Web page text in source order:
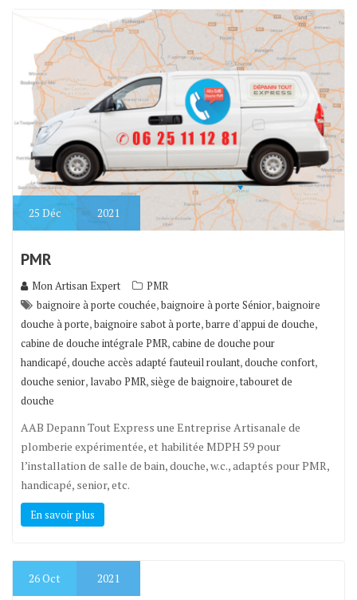
25 Déc 2021
PMR
Mon Artisan Expert
PMR
baignoire à porte couchée,baignoire à porte Sénior,baignoire
douche à porte,baignoire sabot à porte,barre d'appui de douche,
cabine de douche intégrale PMR,cabine de douche pour
handicapé,douche accès adapté fauteuil roulant,douche confort,
douche senior, lavabo PMR,siège de baignoire,tabouret de
douche
AAB Depann Tout Express une Entreprise Artisanale de
plomberie expérimentée, et habilitée MDPH 59 pour
l’installation de salle de bain, douche, w.c., adaptés pour PMR,
handicapé, senior, etc.
En savoir plus
26Oct 2021